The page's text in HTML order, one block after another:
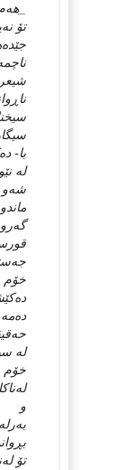
تۆ
با-
له‌
شه‌و
خۆم
له‌
خۆم
و
تۆ